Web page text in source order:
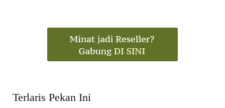
Terlaris Pekan Ini